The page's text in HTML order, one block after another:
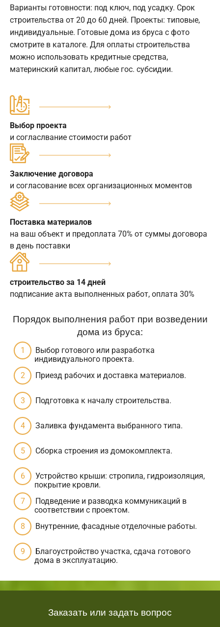
Варианты готовности: под ключ, под усадку. Срок
строительства от 20 до 60 дней. Проекты: типовые,
индивидуальные. Готовые дома из бруса с фото
смотрите в каталоге. Для оплаты строительства
можно использовать кредитные средства,
материнский капитал, любые гос. субсидии.
Выбор проекта
и согласлвание стоимости работ
Заключение договора
и согласование всех организационных моментов
Поставка материалов
на ваш объект и предоплата 70% от суммы договора
в день поставки
строительство за 14 дней
подписание акта выполненных работ, оплата 30%
Порядок выполнения работ при возведении
дома из бруса:
Выбор готового или разработка
индивидуального проекта.
Приезд рабочих и доставка материалов.
Подготовка к началу строительства.
Заливка фундамента выбранного типа.
Сборка строения из домокомплекта.
Устройство крыши: стропила, гидроизоляция,
покрытие кровли.
Подведение и разводка коммуникаций в
соответствии с проектом.
Внутренние, фасадные отделочные работы.
Благоустройство участка, сдача готового
дома в эксплуатацию.
Заказать или задать вопрос